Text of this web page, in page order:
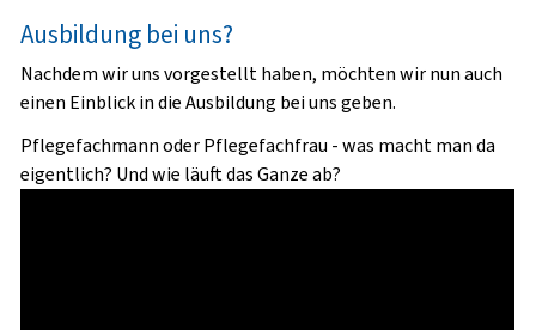
Ausbildung bei uns?
Nachdem wir uns vorgestellt haben, möchten wir nun auch
einen Einblick in die Ausbildung bei uns geben.
Pflegefachmann oder Pflegefachfrau - was macht man da
eigentlich? Und wie läuft das Ganze ab?